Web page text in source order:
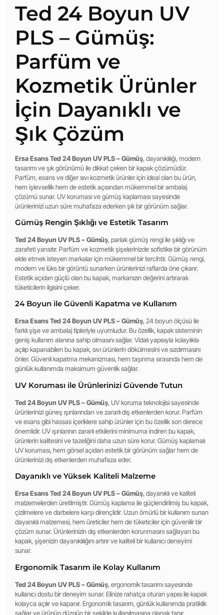
Ted 24 Boyun UV
PLS – Gümüş:
Parfüm ve
Kozmetik Ürünler
İçin Dayanıklı ve
Şık Çözüm
Ersa Esans Ted 24 Boyun UV PLS – Gümüş, dayanıklılığı, modern
tasarımı ve şık görünümü ile dikkat çeken bir kapak çözümüdür.
Parfüm, esans ve diğer sıvı kozmetik ürünler için ideal olan bu ürün,
hem işlevsellik hem de estetik açısından mükemmel bir ambalaj
çözümü sunar. UV koruması ve gümüş kaplaması sayesinde
ürünlerinizi uzun süre muhafaza ederken şık bir görünüm sağlar.
Gümüş Rengin Şıklığı ve Estetik Tasarım
Ted 24 Boyun UV PLS – Gümüş, parlak gümüş rengi ile şıklığı ve
zarafeti yansıtır. Parfüm ve kozmetik şişelerinizde sofistike bir görünüm
elde etmek isteyen markalar için mükemmel bir tercihtir. Gümüş rengi,
modern ve lüks bir görüntü sunarken ürünlerinizi raflarda öne çıkarır.
Estetik açıdan güçlü olan bu kapak, markanızın değerini artırarak
tüketicilerin ilgisini çeker.
24 Boyun ile Güvenli Kapatma ve Kullanım
Ersa Esans Ted 24 Boyun UV PLS – Gümüş, 24 boyun ölçüsü ile
farklı şişe ve ambalaj tipleriyle uyumludur. Bu özellik, kapak sisteminin
geniş kullanım alanına sahip olmasını sağlar. Vidalı yapısıyla kolaylıkla
açılıp kapanabilen bu kapak, sıvı ürünlerin dökülmesini ve sızdırmasını
önler. Güvenli kapatma mekanizması, hem taşınma sırasında hem de
günlük kullanımda maksimum güvenlik sağlar.
UV Koruması ile Ürünlerinizi Güvende Tutun
Ted 24 Boyun UV PLS – Gümüş, UV koruma teknolojisi sayesinde
ürünlerinizi güneş ışınlarından ve zararlı dış etkenlerden korur. Parfüm
ve esans gibi hassas içeriklere sahip ürünler için bu özellik son derece
önemlidir. UV ışınlarının zararlı etkilerini minimuma indiren bu kapak,
ürünlerin kalitesini ve tazeliğini daha uzun süre korur. Gümüş kaplamalı
UV koruması, hem görsel açıdan estetik bir görünüm sağlar hem de
ürünlerinizi dış etkenlerden muhafaza eder.
Dayanıklı ve Yüksek Kaliteli Malzeme
Ersa Esans Ted 24 Boyun UV PLS – Gümüş, dayanıklı ve kaliteli
malzemelerden üretilmiştir. Gümüş kaplama ile güçlendirilmiş bu kapak,
çizilmelere ve darbelere karşı dirençlidir. Uzun ömürlü bir kullanım sunan
dayanıklı malzemesi, hem üreticiler hem de tüketiciler için güvenilir bir
çözüm sunar. Ürünlerinizin dış etkenlerden korunmasını sağlayan bu
kapak, şişenizin dayanıklılığını artırır ve kaliteli bir kullanıcı deneyimi
sunar.
Ergonomik Tasarım ile Kolay Kullanım
Ted 24 Boyun UV PLS – Gümüş, ergonomik tasarımı sayesinde
kullanıcı dostu bir deneyim sunar. Elinize rahatça oturan yapısı ile kapak
kolayca açılır ve kapanır. Ergonomik tasarım, günlük kullanımda pratiklik
sağlar ve ürünün düzgün bir şekilde kullanılmasına olanak tanır.